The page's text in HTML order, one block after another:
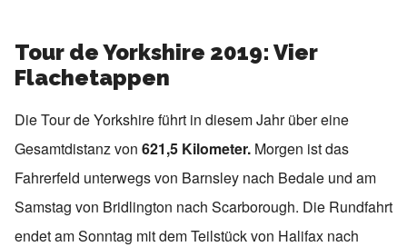
Tour de Yorkshire 2019: Vier
Flachetappen
Die Tour de Yorkshire führt in diesem Jahr über eine
Gesamtdistanz von 621,5 Kilometer. Morgen ist das
Fahrerfeld unterwegs von Barnsley nach Bedale und am
Samstag von Bridlington nach Scarborough. Die Rundfahrt
endet am Sonntag mit dem Teilstück von Halifax nach